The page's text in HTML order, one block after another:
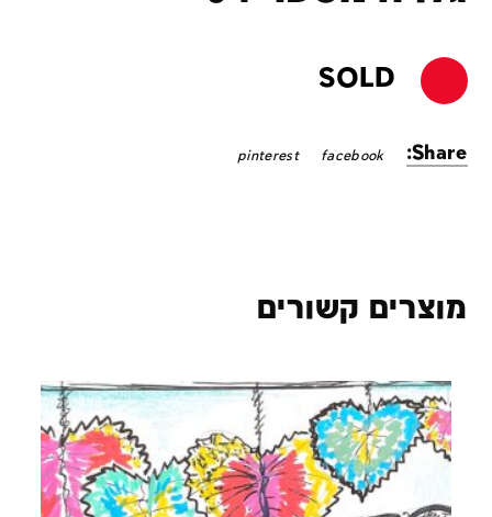
SOLD
Share:
facebook
pinterest
מוצרים קשורים